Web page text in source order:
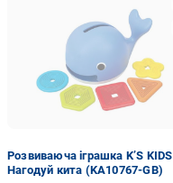
Розвиваюча іграшка K’S KIDS
Нагодуй кита (KA10767-GB)